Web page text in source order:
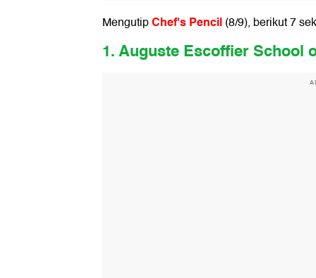
MengutipChef's Pencil(8/9), berikut 7
1. Auguste Escoffier School